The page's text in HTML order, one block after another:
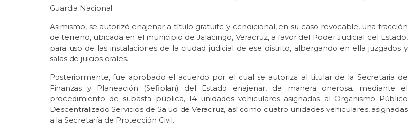
Guardia Nacional.
Asimismo, se autorizó enajenar a título gratuito y condicional, en su caso revocable, una fracción
de terreno, ubicada en el municipio de Jalacingo, Veracruz, a favor del Poder Judicial del Estado,
para uso de las instalaciones de la ciudad judicial de ese distrito, albergando en ella juzgados y
salas de juicios orales.
Posteriormente, fue aprobado el acuerdo por el cual se autoriza al titular de la Secretaria de
Finanzas y Planeación (Sefiplan) del Estado enajenar, de manera onerosa, mediante el
procedimiento de subasta pública, 14 unidades vehiculares asignadas al Organismo Público
Descentralizado Servicios de Salud de Veracruz, así como cuatro unidades vehiculares, asignadas
a la Secretaría de Protección Civil.